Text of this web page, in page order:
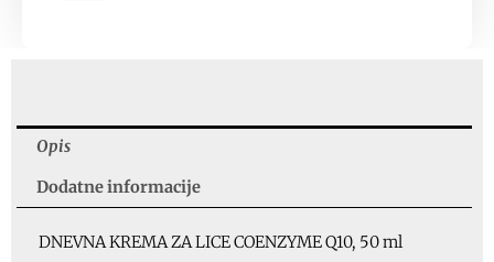
ml
Opis
Dodatne informacije
DNEVNA KREMA ZA LICE COENZYME Q10, 50 ml